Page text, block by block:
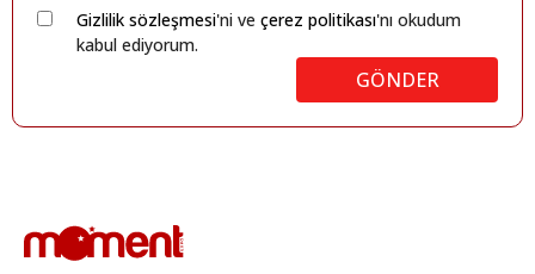
Gizlilik sözleşmesi'ni ve çerez politikası'nı okudum
kabul ediyorum.
GÖNDER